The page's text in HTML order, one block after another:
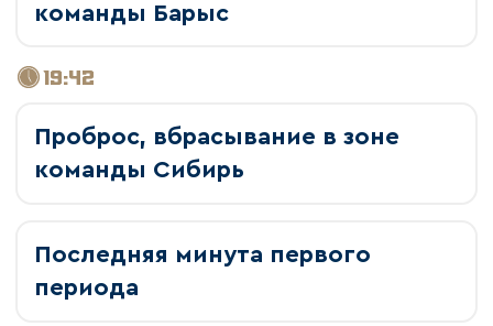
команды Барыс
19:42
Проброс, вбрасывание в зоне
команды Сибирь
Последняя минута первого
периода